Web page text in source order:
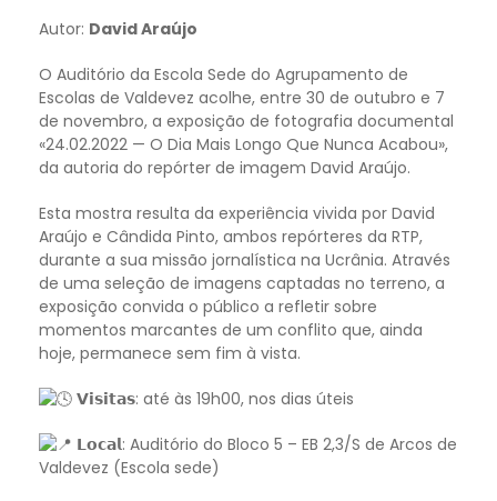
Autor: David Araújo
O Auditório da Escola Sede do Agrupamento de
Escolas de Valdevez acolhe, entre 30 de outubro e 7
de novembro, a exposição de fotografia documental
«24.02.2022 — O Dia Mais Longo Que Nunca Acabou»,
da autoria do repórter de imagem David Araújo.
Esta mostra resulta da experiência vivida por David
Araújo e Cândida Pinto, ambos repórteres da RTP,
durante a sua missão jornalística na Ucrânia. Através
de uma seleção de imagens captadas no terreno, a
exposição convida o público a refletir sobre
momentos marcantes de um conflito que, ainda
hoje, permanece sem fim à vista.
𝗩𝗶𝘀𝗶𝘁𝗮𝘀: até às 19h00, nos dias úteis
𝗟𝗼𝗰𝗮𝗹: Auditório do Bloco 5 – EB 2,3/S de Arcos de
Valdevez (Escola sede)